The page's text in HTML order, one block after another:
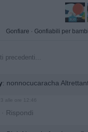
Gonfiare · Gonfiabili per
precedenti...
: nonnocucaracha
alle ore 12:46
· Rispondi